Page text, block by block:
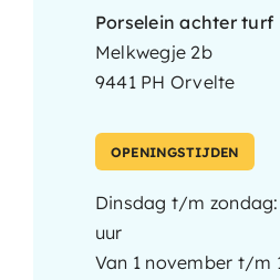
Porselein achter turf
Melkwegje 2b
9441 PH Orvelte
OPENINGSTIJDEN
Dinsdag t/m zondag:
uur
Van 1 november t/m